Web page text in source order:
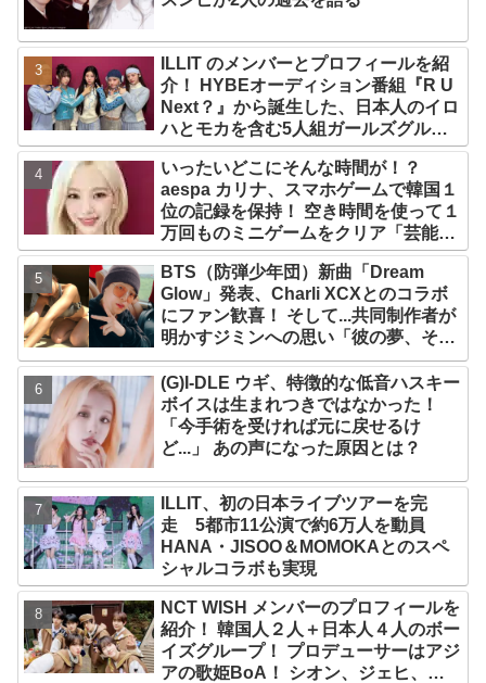
ILLIT のメンバーとプロフィールを紹
介！ HYBEオーディション番組『R U
Next？』から誕生した、日本人のイロ
ハとモカを含む5人組ガールズグルー
プ！ デビュー曲「Magnetic」がいき
なりの大ヒット
いったいどこにそんな時間が！？
aespa カリナ、スマホゲームで韓国１
位の記録を保持！ 空き時間を使って１
万回ものミニゲームをクリア「芸能人
たちが時間がないと言っているのは全
部嘘」
BTS（防弾少年団）新曲「Dream
Glow」発表、Charli XCXとのコラボ
にファン歓喜！ そして...共同制作者が
明かすジミンへの思い「彼の夢、そし
て彼の絶望から生まれた歌」
(G)I-DLE ウギ、特徴的な低音ハスキー
ボイスは生まれつきではなかった！
「今手術を受ければ元に戻せるけ
ど...」 あの声になった原因とは？
ILLIT、初の日本ライブツアーを完
走 5都市11公演で約6万人を動員
HANA・JISOO＆MOMOKAとのスペ
シャルコラボも実現
NCT WISH メンバーのプロフィールを
紹介！ 韓国人２人＋日本人４人のボー
イズグループ！ プロデューサーはアジ
アの歌姫BoA！ シオン、ジェヒ、リ